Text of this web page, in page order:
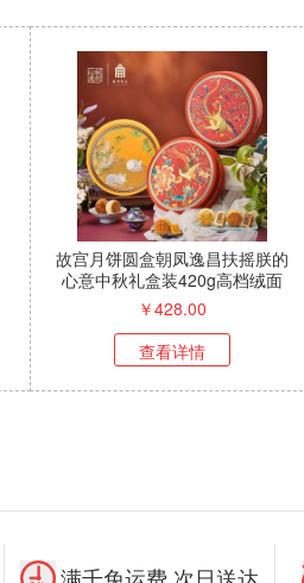
故宫月饼圆盒朝凤逸昌扶摇朕的
心意中秋礼盒装420g高档绒面
刺绣盒
￥428.00
查看详情